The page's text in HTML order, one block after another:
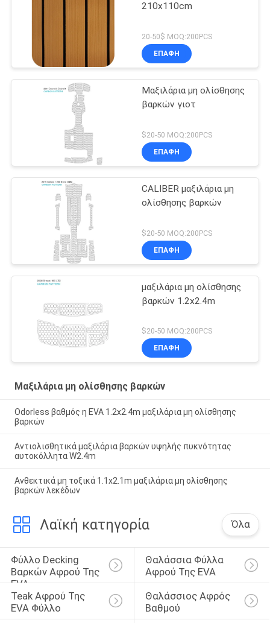
210x110cm
20-50$ MOQ:200PCS
ΕΠΑΦΉ
Μαξιλάρια μη ολίσθησης
βαρκών γιοτ
$20-50 MOQ:200PCS
ΕΠΑΦΉ
CALIBER μαξιλάρια μη
ολίσθησης βαρκών
$20-50 MOQ:200PCS
ΕΠΑΦΉ
μαξιλάρια μη ολίσθησης
βαρκών 1.2x2.4m
$20-50 MOQ:200PCS
ΕΠΑΦΉ
Μαξιλάρια μη ολίσθησης βαρκών
Odorless βαθμός η EVA 1.2x2.4m μαξιλάρια μη ολίσθησης
βαρκών
Αντιολισθητικά μαξιλάρια βαρκών υψηλής πυκνότητας
αυτοκόλλητα W2.4m
Ανθεκτικά μη τοξικά 1.1x2.1m μαξιλάρια μη ολίσθησης
βαρκών λεκέδων
Λαϊκή κατηγορία Όλα
Φύλλο Decking
Βαρκών Αφρού Της
EVA
Θαλάσσια Φύλλα
Αφρού Της EVA
Teak Αφρού Της
EVA Φύλλο
Θαλάσσιος Αφρός
Βαθμού